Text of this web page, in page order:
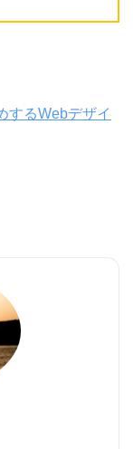
するWebデザイ